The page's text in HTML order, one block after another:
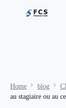
Home blog
au stagiaire ou au